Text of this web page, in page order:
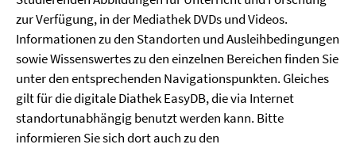
zur Verfügung, in der Mediathek DVDs und Videos.
Informationen zu den Standorten und Ausleihbedingungen
sowie Wissenswertes zu den einzelnen Bereichen finden Sie
unter den entsprechenden Navigationspunkten. Gleiches
gilt für die digitale Diathek EasyDB, die via Internet
standortunabhängig benutzt werden kann. Bitte
informieren Sie sich dort auch zu den